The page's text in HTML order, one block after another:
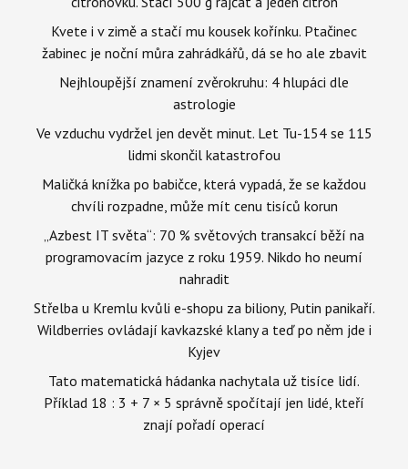
Kvete i v zimě a stačí mu kousek kořínku. Ptačinec
žabinec je noční můra zahrádkářů, dá se ho ale zbavit
Nejhloupější znamení zvěrokruhu: 4 hlupáci dle
astrologie
Ve vzduchu vydržel jen devět minut. Let Tu-154 se 115
lidmi skončil katastrofou
Maličká knížka po babičce, která vypadá, že se každou
chvíli rozpadne, může mít cenu tisíců korun
„Azbest IT světa“: 70 % světových transakcí běží na
programovacím jazyce z roku 1959. Nikdo ho neumí
nahradit
Střelba u Kremlu kvůli e-shopu za biliony, Putin panikaří.
Wildberries ovládají kavkazské klany a teď po něm jde i
Kyjev
Tato matematická hádanka nachytala už tisíce lidí.
Příklad 18 : 3 + 7 × 5 správně spočítají jen lidé, kteří
znají pořadí operací